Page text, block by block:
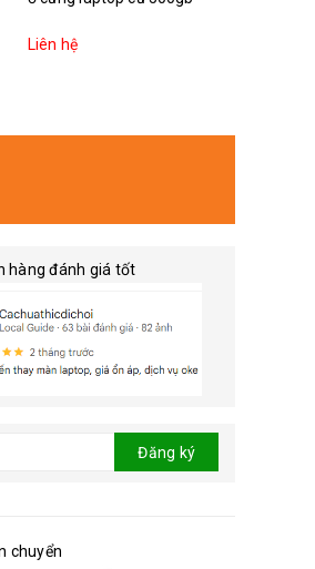
Liên hệ
hàng đánh giá tốt
Đăng ký
chuyển